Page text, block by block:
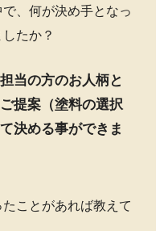
、何が決め手となっ
たか？
当の方のお人柄と
提案（塗料の選択
決める事ができま
ことがあれば教えて